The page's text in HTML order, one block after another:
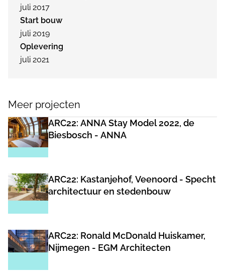
juli 2017
Start bouw
juli 2019
Oplevering
juli 2021
Meer projecten
ARC22: ANNA Stay Model 2022, de
Biesbosch - ANNA
ARC22: Kastanjehof, Veenoord - Specht
architectuur en stedenbouw
ARC22: Ronald McDonald Huiskamer,
Nijmegen - EGM Architecten